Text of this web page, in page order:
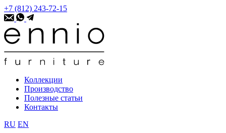
+7 (812) 243-72-15
Коллекции
Производство
Полезные статьи
Контакты
RU EN